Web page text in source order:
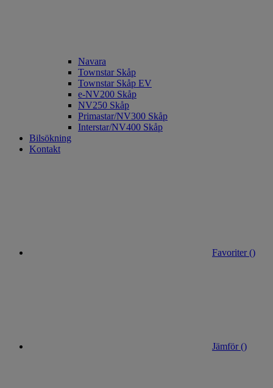
Navara
Townstar Skåp
Townstar Skåp EV
e-NV200 Skåp
NV250 Skåp
Primastar/NV300 Skåp
Interstar/NV400 Skåp
Bilsökning
Kontakt
Favoriter ()
Jämför ()